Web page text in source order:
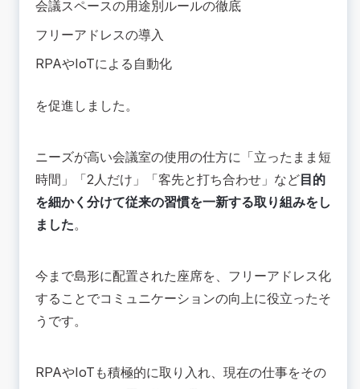
会議スペースの用途別ルールの徹底
フリーアドレスの導入
RPAやIoTによる自動化
を促進しました。
ニーズが高い会議室の使用の仕方に「立ったまま短
時間」「2人だけ」「客先と打ち合わせ」など目的
を細かく分けて従来の習慣を一新する取り組みをし
ました。
今まで島形に配置された座席を、フリーアドレス化
することでコミュニケーションの向上に役立ったそ
うです。
RPAやIoTも積極的に取り入れ、現在の仕事をその